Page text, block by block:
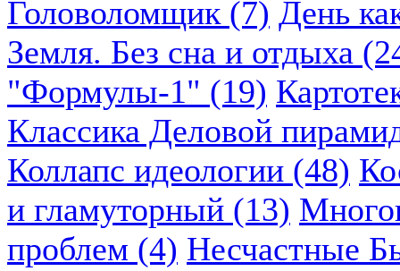
Головоломщик (7) День
Земля. Без сна и отдыха
"Формулы-1" (19)
Классика Деловой
Коллапс идеологии (48)
и гламуторный (13)
проблем (4) Несчастные